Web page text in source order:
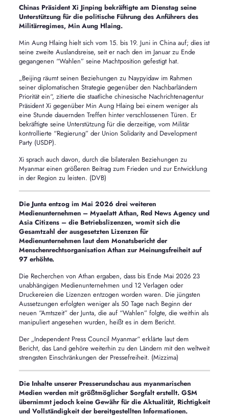
Chinas Präsident Xi Jinping bekräftigte am Dienstag seine
Unterstützung für die politische Führung des Anführers des
Militärregimes, Min Aung Hlaing.
Min Aung Hlaing hielt sich vom 15. bis 19. Juni in China auf; dies ist
seine zweite Auslandsreise, seit er nach den im Januar zu Ende
gegangenen “Wahlen” seine Machtposition gefestigt hat.
„Beijing räumt seinen Beziehungen zu Naypyidaw im Rahmen
seiner diplomatischen Strategie gegenüber den Nachbarländern
Priorität ein“, zitierte die staatliche chinesische Nachrichtenagentur
Präsident Xi gegenüber Min Aung Hlaing bei einem weniger als
eine Stunde dauernden Treffen hinter verschlossenen Türen. Er
bekräftigte seine Unterstützung für die derzeitige, vom Militär
kontrollierte “Regierung” der Union Solidarity and Development
Party (USDP).
Xi sprach auch davon, durch die bilateralen Beziehungen zu
Myanmar einen größeren Beitrag zum Frieden und zur Entwicklung
in der Region zu leisten. (DVB)
Die Junta entzog im Mai 2026 drei weiteren
Medienunternehmen – Myaelatt Athan, Red News Agency und
Asia Citizens – die Betriebslizenzen, womit sich die
Gesamtzahl der ausgesetzten Lizenzen für
Medienunternehmen laut dem Monatsbericht der
Menschenrechtsorganisation Athan zur Meinungsfreiheit auf
97 erhöhte.
Die Recherchen von Athan ergaben, dass bis Ende Mai 2026 23
unabhängigen Medienunternehmen und 12 Verlagen oder
Druckereien die Lizenzen entzogen worden waren. Die jüngsten
Aussetzungen erfolgten weniger als 50 Tage nach Beginn der
neuen “Amtszeit” der Junta, die auf “Wahlen” folgte, die weithin als
manipuliert angesehen wurden, heißt es in dem Bericht.
Der „Independent Press Council Myanmar“ erklärte laut dem
Bericht, das Land gehöre weiterhin zu den Ländern mit den weltweit
strengsten Einschränkungen der Pressefreiheit. (Mizzima)
Die Inhalte unserer Presserundschau aus myanmarischen
Medien werden mit größtmöglicher Sorgfalt erstellt. GSM
übernimmt jedoch keine Gewähr für die Aktualität, Richtigkeit
und Vollständigkeit der bereitgestellten Informationen.